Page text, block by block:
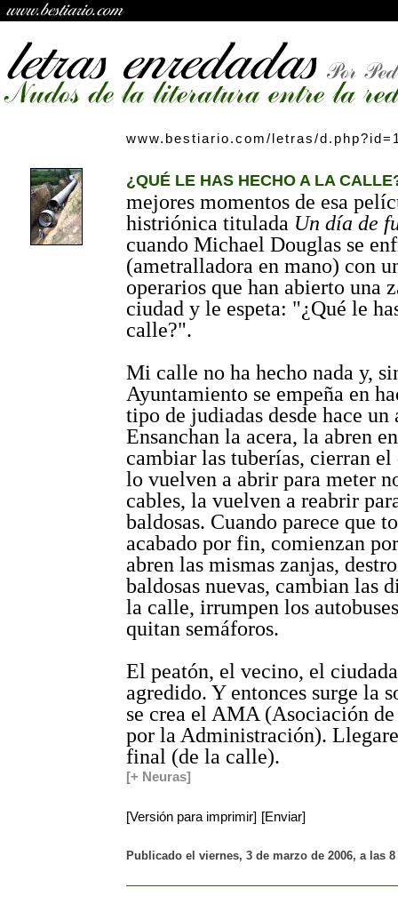
www.bestiario.com/letras/
¿QUÉ LE HAS HECHO A LA
mejores momentos de esa
histriónica titulada Un día de
cuando Michael Douglas se
(ametralladora en mano) con
operarios que han abierto una
ciudad y le espeta: "¿Qué le
calle?".
Mi calle no ha hecho nada y,
Ayuntamiento se empeña en
tipo de judiadas desde hace un
Ensanchan la acera, la abren
cambiar las tuberías, cierran el
lo vuelven a abrir para meter
cables, la vuelven a reabrir
baldosas. Cuando parece que
acabado por fin, comienzan
abren las mismas zanjas,
baldosas nuevas, cambian las
la calle, irrumpen los
quitan semáforos.
El peatón, el vecino, el
agredido. Y entonces surge la
se crea el AMA (Asociación
por la Administración).
final (de la calle).
[+ Neuras]
[Versión para imprimir] [Enviar]
Publicado el viernes, 3 de marzo de 2006, a las